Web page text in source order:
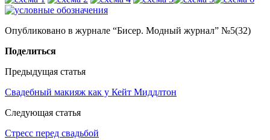
Опубликовано в журнале “Бисер. Модный журнал” №5(32)
Поделиться
Предыдущая статья
Свадебный макияж как у Кейт Миддлтон
Следующая статья
Стресс перед свадьбой